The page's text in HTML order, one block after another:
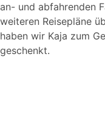
an- und abfahrenden
weiteren Reisepläne
haben wir Kaja zum
geschenkt.